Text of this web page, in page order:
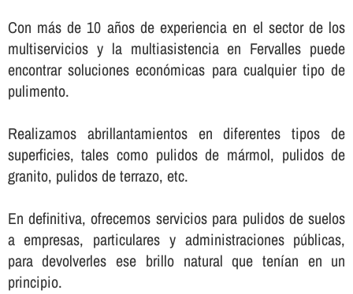
Con más de 10 años de experiencia en el sector de los
multiservicios y la multiasistencia en Fervalles puede
encontrar soluciones económicas para cualquier tipo de
pulimento.
Realizamos abrillantamientos en diferentes tipos de
superficies, tales como pulidos de mármol, pulidos de
granito, pulidos de terrazo, etc.
En definitiva, ofrecemos servicios para pulidos de suelos
a empresas, particulares y administraciones públicas,
para devolverles ese brillo natural que tení­an en un
principio.